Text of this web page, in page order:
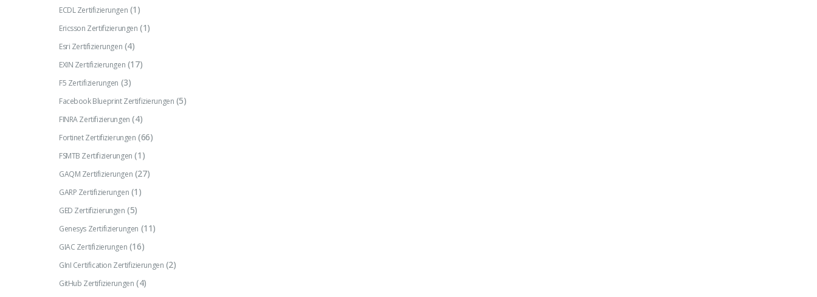
ECDL Zertifizierungen (1)
Ericsson Zertifizierungen (1)
Esri Zertifizierungen (4)
EXIN Zertifizierungen (17)
F5 Zertifizierungen (3)
Facebook Blueprint Zertifizierungen (5)
FINRA Zertifizierungen (4)
Fortinet Zertifizierungen (66)
FSMTB Zertifizierungen (1)
GAQM Zertifizierungen (27)
GARP Zertifizierungen (1)
GED Zertifizierungen (5)
Genesys Zertifizierungen (11)
GIAC Zertifizierungen (16)
GInI Certification Zertifizierungen (2)
GitHub Zertifizierungen (4)